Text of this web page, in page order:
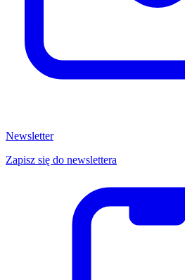
Newsletter
Zapisz się do newslettera